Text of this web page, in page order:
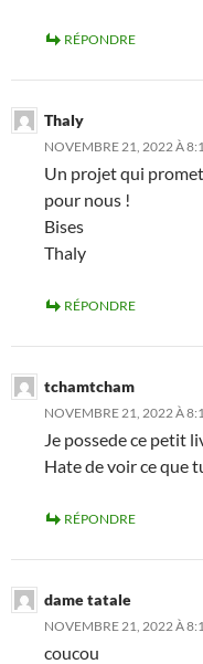
RÉPONDRE
Thaly
NOVEMBRE 21, 2022 À
Un projet qui
pour nous !
Bises
Thaly
RÉPONDRE
tchamtcham
NOVEMBRE 21, 2022 À
Je possede ce petit
Hate de voir ce que
RÉPONDRE
dame tatale
NOVEMBRE 21, 2022 À
coucou